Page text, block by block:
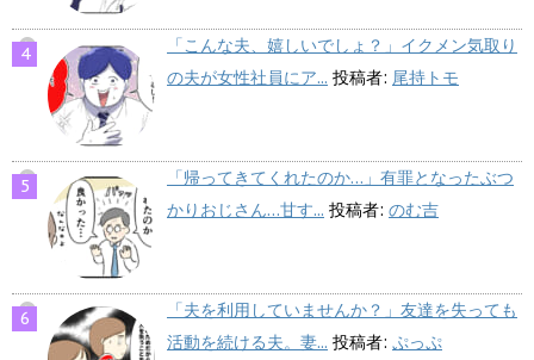
「こんな夫、嬉しいでしょ？」イクメン気取り
の夫が女性社員にア... 投稿者: 尾持トモ
「帰ってきてくれたのか…」有罪となったぶつ
かりおじさん…甘す... 投稿者: のむ吉
「夫を利用していませんか？」友達を失っても
活動を続ける夫。妻... 投稿者: ぷっぷ